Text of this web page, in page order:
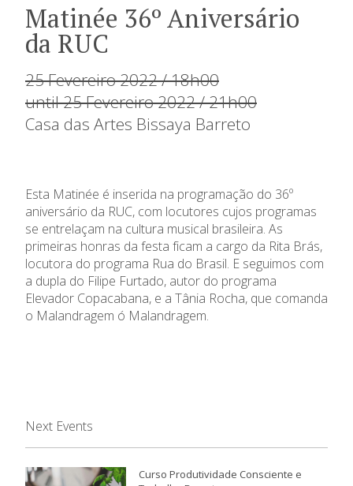
Matinée 36º Aniversário
da RUC
25 Fevereiro 2022 / 18h00
until 25 Fevereiro 2022 / 21h00
Casa das Artes Bissaya Barreto
Esta Matinée é inserida na programação do 36º
aniversário da RUC, com locutores cujos programas
se entrelaçam na cultura musical brasileira. As
primeiras honras da festa ficam a cargo da Rita Brás,
locutora do programa Rua do Brasil. E seguimos com
a dupla do Filipe Furtado, autor do programa
Elevador Copacabana, e a Tânia Rocha, que comanda
o Malandragem ó Malandragem.
Next Events
Curso Produtividade Consciente e